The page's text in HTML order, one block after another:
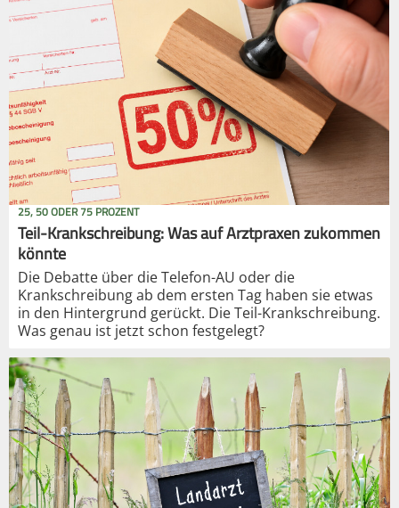
25, 50 ODER 75 PROZENT
Teil-Krankschreibung: Was auf Arztpraxen zukommen
könnte
Die Debatte über die Telefon-AU oder die
Krankschreibung ab dem ersten Tag haben sie etwas
in den Hintergrund gerückt. Die Teil-Krankschreibung.
Was genau ist jetzt schon festgelegt?